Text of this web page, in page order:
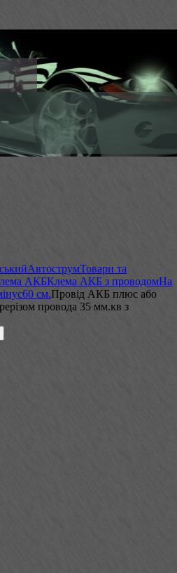
АвтострумТовари та
АКБКлема АКБ з проводомНа
60 см.Провід АКБ плюс або
провода 35 мм.кв з